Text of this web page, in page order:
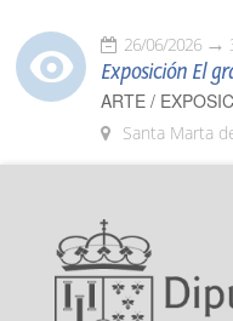
26/06/2026
Exposición El
ARTE /
Santa Marta